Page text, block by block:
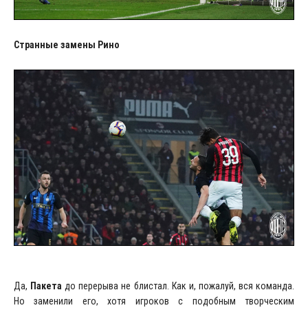
Странные замены Рино
Да, Пакета до перерыва не блистал. Как и, пожалуй, вся команда.
Но заменили его, хотя игроков с подобным творческим